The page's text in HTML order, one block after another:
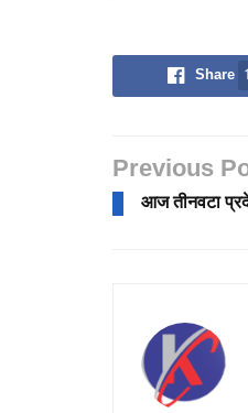
Share
Previous
आज तीनवटा